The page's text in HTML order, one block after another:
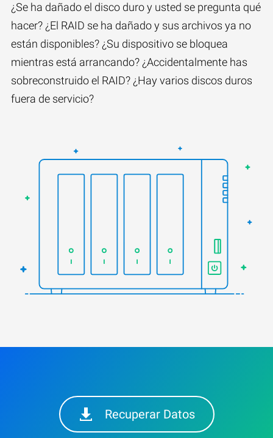
¿Se ha dañado el disco duro y usted se pregunta qué
hacer? ¿El RAID se ha dañado y sus archivos ya no
están disponibles? ¿Su dispositivo se bloquea
mientras está arrancando? ¿Accidentalmente has
sobreconstruido el RAID? ¿Hay varios discos duros
fuera de servicio?
Recuperar Datos